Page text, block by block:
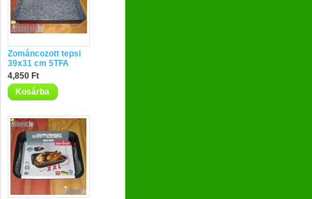
Zománcozott tepsi
39x31 cm 5TFA
4,850 Ft
Kosárba